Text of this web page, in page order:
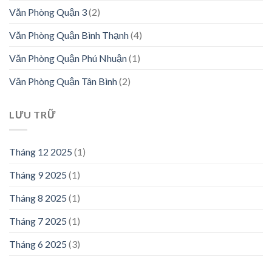
Văn Phòng Quận 3(2)
Văn Phòng Quận Bình Thạnh(4)
Văn Phòng Quận Phú Nhuận(1)
Văn Phòng Quận Tân Bình(2)
LƯU TRỮ
Tháng 12 2025 (1)
Tháng 9 2025 (1)
Tháng 8 2025 (1)
Tháng 7 2025 (1)
Tháng 6 2025 (3)